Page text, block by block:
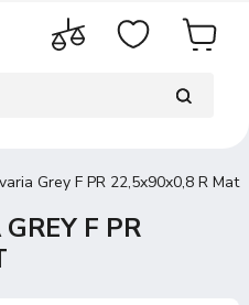
Grey F PR 22,5x90x0,8 R Mat
F PR